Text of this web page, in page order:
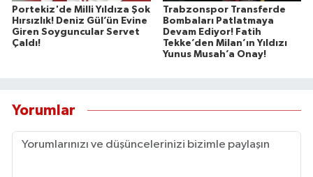
Portekiz'de Milli Yıldıza Şok
Hırsızlık! Deniz Gül’ün Evine
Giren Soyguncular Servet
Çaldı!
Trabzonspor Transferde
Bombaları Patlatmaya
Devam Ediyor! Fatih
Tekke’den Milan’ın Yıldızı
Yunus Musah’a Onay!
Yorumlar